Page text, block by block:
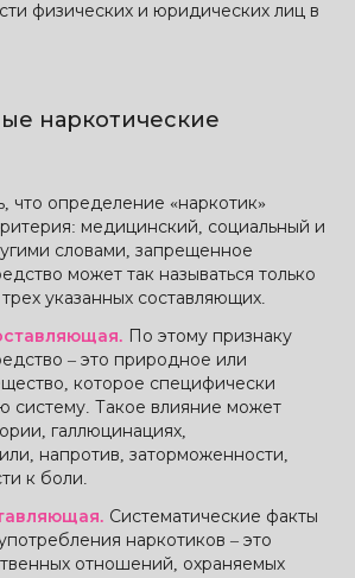
физических и юридических лиц в
наркотические
что определение «наркотик»
медицинский, социальный и
словами, запрещенное
может так называться только
указанных составляющих.
По этому признаку
– это природное или
которое специфически
систему. Такое влияние может
галлюцинациях,
напротив, заторможенности,
к боли.
Систематические факты
наркотиков – это
отношений, охраняемых